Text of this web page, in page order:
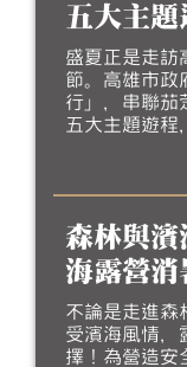
五大主
盛夏正是走訪
節。高雄市政
行」，串聯茄
五大主題遊程
聚落、生態
驗，帶領民
態、人文底蘊
受最道地的漁
森林與
海露營消
不論是走進森
受濱海風情，
擇！為營造安